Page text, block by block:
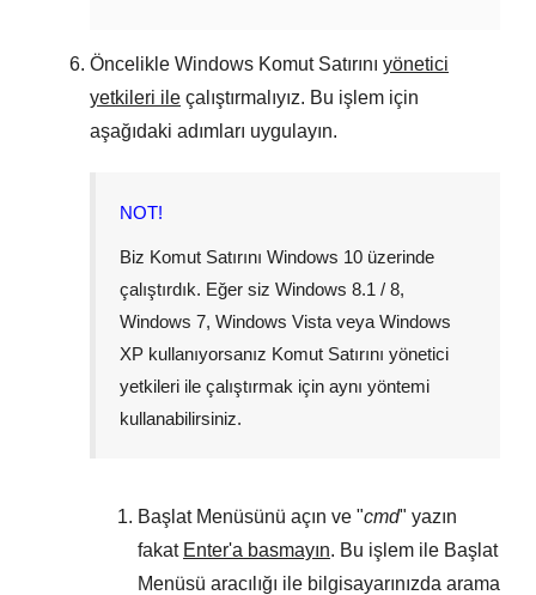
Öncelikle Windows Komut Satırını yönetici
yetkileri ile çalıştırmalıyız. Bu işlem için
aşağıdaki adımları uygulayın.
NOT!
Biz Komut Satırını Windows 10 üzerinde
çalıştırdık. Eğer siz Windows 8.1 / 8,
Windows 7, Windows Vista veya Windows
XP kullanıyorsanız Komut Satırını yönetici
yetkileri ile çalıştırmak için aynı yöntemi
kullanabilirsiniz.
Başlat Menüsünü açın ve "cmd" yazın
fakat Enter'a basmayın. Bu işlem ile Başlat
Menüsü aracılığı ile bilgisayarınızda arama